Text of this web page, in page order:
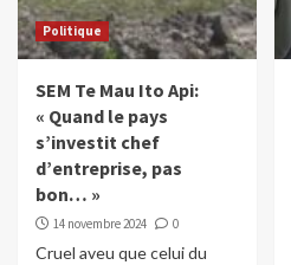
Politique
SEM Te Mau Ito Api:
« Quand le pays
s’investit chef
d’entreprise, pas
bon… »
14 novembre 2024 0
Cruel aveu que celui du